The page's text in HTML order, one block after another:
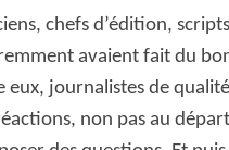
chefs d’édition,
avaient fait du
eux, journalistes de
non pas au